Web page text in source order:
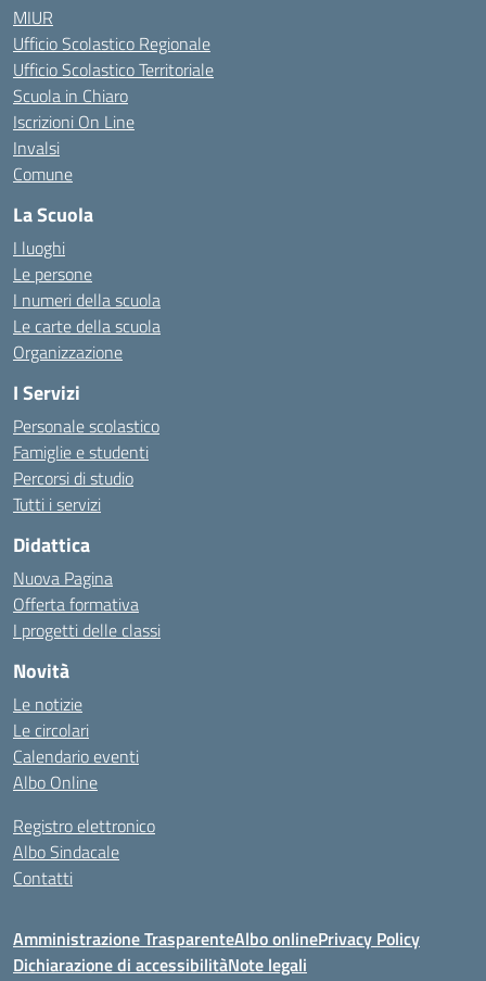
MIUR
Ufficio Scolastico Regionale
Ufficio Scolastico Territoriale
Scuola in Chiaro
Iscrizioni On Line
Invalsi
Comune
La Scuola
I luoghi
Le persone
I numeri della scuola
Le carte della scuola
Organizzazione
I Servizi
Personale scolastico
Famiglie e studenti
Percorsi di studio
Tutti i servizi
Didattica
Nuova Pagina
Offerta formativa
I progetti delle classi
Novità
Le notizie
Le circolari
Calendario eventi
Albo Online
Registro elettronico
Albo Sindacale
Contatti
Amministrazione TrasparenteAlbo onlinePrivacy Policy
Dichiarazione di accessibilitàNote legali